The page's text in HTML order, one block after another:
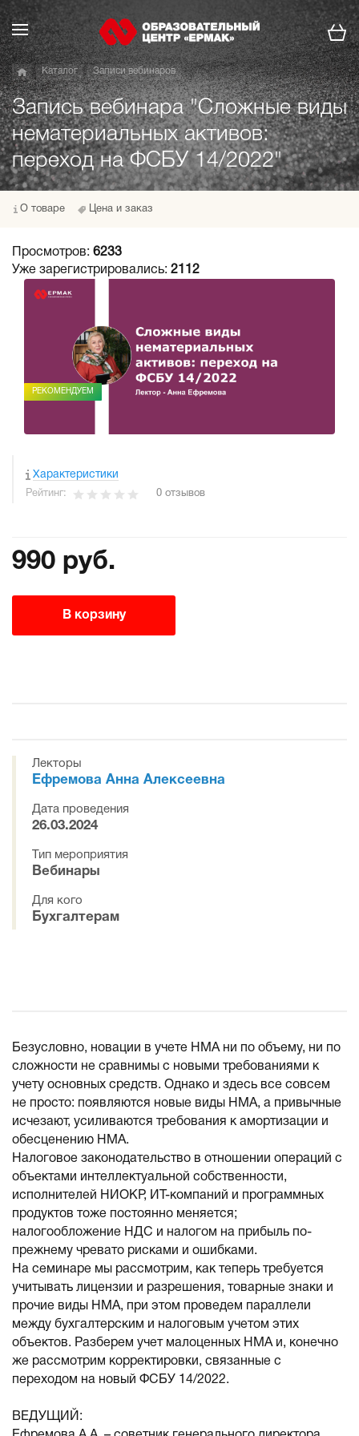
Каталог Записи вебинаров
Запись вебинара "Сложные виды
нематериальных активов:
переход на ФСБУ 14/2022"
О товаре Цена и заказ
Просмотров: 6233
Уже зарегистрировались: 2112
РЕКОМЕНДУЕМ
Характеристики
Рейтинг: 0 отзывов
990 руб.
В корзину
Лекторы
Ефремова Анна Алексеевна
Дата проведения
26.03.2024
Тип мероприятия
Вебинары
Для кого
Бухгалтерам
Безусловно, новации в учете НМА ни по объему, ни по
сложности не сравнимы с новыми требованиями к
учету основных средств. Однако и здесь все совсем
не просто: появляются новые виды НМА, а привычные
исчезают, усиливаются требования к амортизации и
обесценению НМА.
Налоговое законодательство в отношении операций с
объектами интеллектуальной собственности,
исполнителей НИОКР, ИТ-компаний и программных
продуктов тоже постоянно меняется;
налогообложение НДС и налогом на прибыль по-
прежнему чревато рисками и ошибками.
На семинаре мы рассмотрим, как теперь требуется
учитывать лицензии и разрешения, товарные знаки и
прочие виды НМА, при этом проведем параллели
между бухгалтерским и налоговым учетом этих
объектов. Разберем учет малоценных НМА и, конечно
же рассмотрим корректировки, связанные с
переходом на новый ФСБУ 14/2022.
ВЕДУЩИЙ: